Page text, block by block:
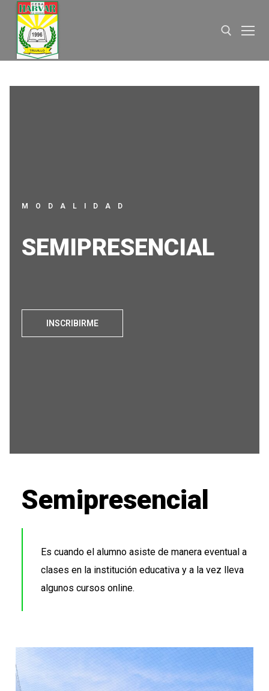
MODALIDAD
SEMIPRESENCIAL
INSCRIBIRME
Semipresencial
Es cuando el alumno asiste de manera eventual a
clases en la institución educativa y a la vez lleva
algunos cursos online.